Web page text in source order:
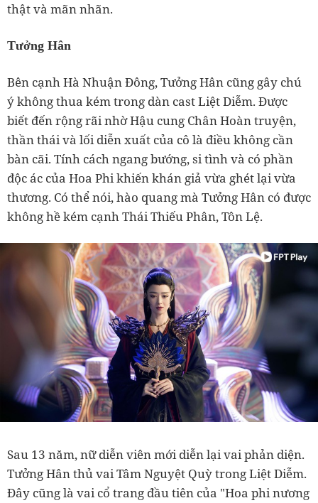
thật và mãn nhãn.
Tưởng Hân
Bên cạnh Hà Nhuận Đông, Tưởng Hân cũng gây chú
ý không thua kém trong dàn cast Liệt Diễm. Được
biết đến rộng rãi nhờ Hậu cung Chân Hoàn truyện,
thần thái và lối diễn xuất của cô là điều không cần
bàn cãi. Tính cách ngang bướng, si tình và có phần
độc ác của Hoa Phi khiến khán giả vừa ghét lại vừa
thương. Có thể nói, hào quang mà Tưởng Hân có được
không hề kém cạnh Thái Thiếu Phân, Tôn Lệ.
Sau 13 năm, nữ diễn viên mới diễn lại vai phản diện.
Tưởng Hân thủ vai Tâm Nguyệt Quỳ trong Liệt Diễm.
Đây cũng là vai cổ trang đầu tiên của "Hoa phi nương